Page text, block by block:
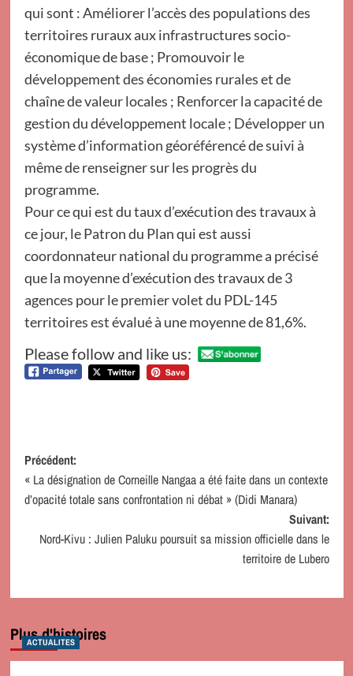
qui sont : Améliorer l’accès des populations des
territoires ruraux aux infrastructures socio-
économique de base ; Promouvoir le
développement des économies rurales et de
chaîne de valeur locales ; Renforcer la capacité de
gestion du développement locale ; Développer un
système d’information géoréférencé de suivi à
même de renseigner sur les progrès du
programme.
Pour ce qui est du taux d’exécution des travaux à
ce jour, le Patron du Plan qui est aussi
coordonnateur national du programme a précisé
que la moyenne d’exécution des travaux de 3
agences pour le premier volet du PDL-145
territoires est évalué à une moyenne de 81,6%.
Please follow and like us:
Navigation
d’article
Précédent:
« La désignation de Corneille Nangaa a été faite dans un contexte
d’opacité totale sans confrontation ni débat » (Didi Manara)
Suivant:
Nord-Kivu : Julien Paluku poursuit sa mission officielle dans le
territoire de Lubero
Plus d'histoires
ACTUALITES